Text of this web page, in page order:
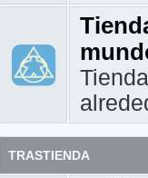
TRASTIENDA